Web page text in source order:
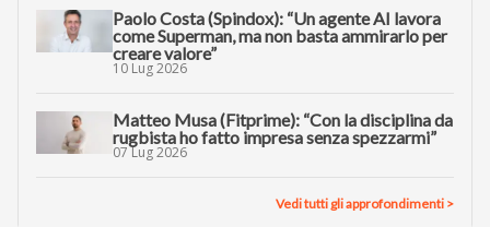
Paolo Costa (Spindox): “Un agente AI lavora
come Superman, ma non basta ammirarlo per
creare valore”
10 Lug 2026
Matteo Musa (Fitprime): “Con la disciplina da
rugbista ho fatto impresa senza spezzarmi”
07 Lug 2026
Vedi tutti gli approfondimenti >